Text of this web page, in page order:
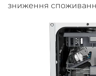
зниження